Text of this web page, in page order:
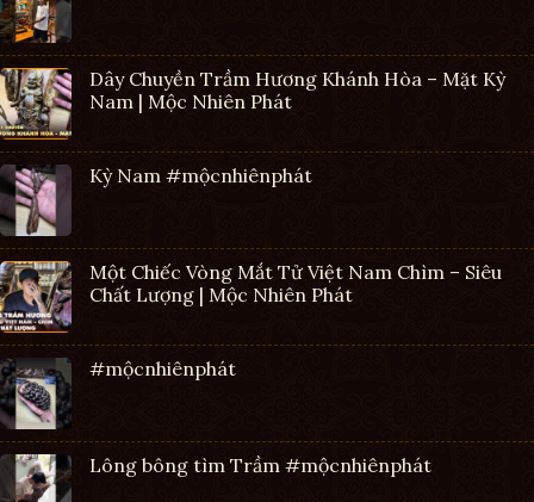
Dây Chuyền Trầm Hương Khánh Hòa – Mặt Kỳ
Nam | Mộc Nhiên Phát
Kỳ Nam #mộcnhiênphát
Một Chiếc Vòng Mắt Tử Việt Nam Chìm – Siêu
Chất Lượng | Mộc Nhiên Phát
#mộcnhiênphát
Lông bông tìm Trầm #mộcnhiênphát